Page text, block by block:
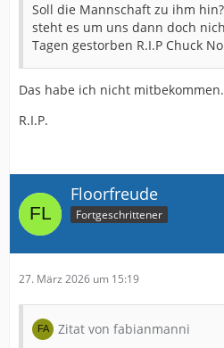
Soll die Mannschaft zu ihm
steht es um uns dann doch
Tagen gestorben R.I.P Chuck
Das habe ich nicht mitbekommen.
R.I.P.
Floorfreude
Fortgeschrittener
27. März 2026 um 15:19
Zitat von fabianmanni